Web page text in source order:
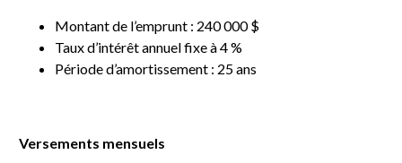
Montant de l’emprunt : 240 000 $
Taux d’intérêt annuel fixe à 4 %
Période d’amortissement : 25 ans
Versements mensuels